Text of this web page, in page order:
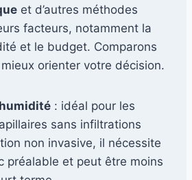
et d’autres méthodes
facteurs, notamment la
et le budget. Comparons
orienter votre décision.
: idéal pour les
sans infiltrations
non invasive, il nécessite
préalable et peut être moins